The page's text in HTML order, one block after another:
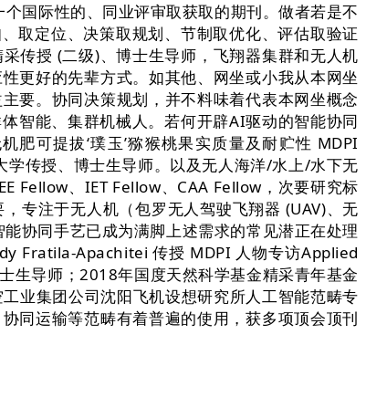
国际性的、同业评审取获取的期刊。做者若是不
取定位、决策取规划、节制取优化、评估取验证
传授 (二级)、博士生导师，飞翔器集群和无人机
更好的先辈方式。如其他、网坐或小我从本网坐
要。协同决策规划，并不料味着代表本网坐概念
智能、集群机械人。若何开辟AI驱动的智能协同
可提拔‘璞玉’猕猴桃果实质量及耐贮性 MDPI
传授、博士生导师。以及无人海洋/水上/水下无
Fellow、IET Fellow、CAA Fellow，次要研究标
专注于无人机（包罗无人驾驶飞翔器 (UAV)、无
协同手艺已成为满脚上述需求的常见潜正在处理
Fratila-Apachitei 传授 MDPI 人物专访Applied
生导师；2018年国度天然科学基金精采青年基金
业集团公司沈阳飞机设想研究所人工智能范畴专
同运输等范畴有着普遍的使用，获多项顶会顶刊